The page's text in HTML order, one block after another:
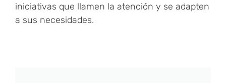
iniciativas que llamen la atención y se adapten
a sus necesidades.